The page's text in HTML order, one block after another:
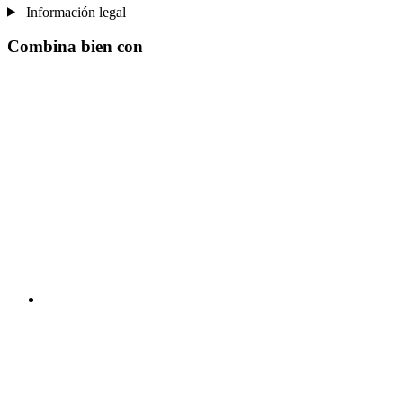
Información legal
Combina bien con